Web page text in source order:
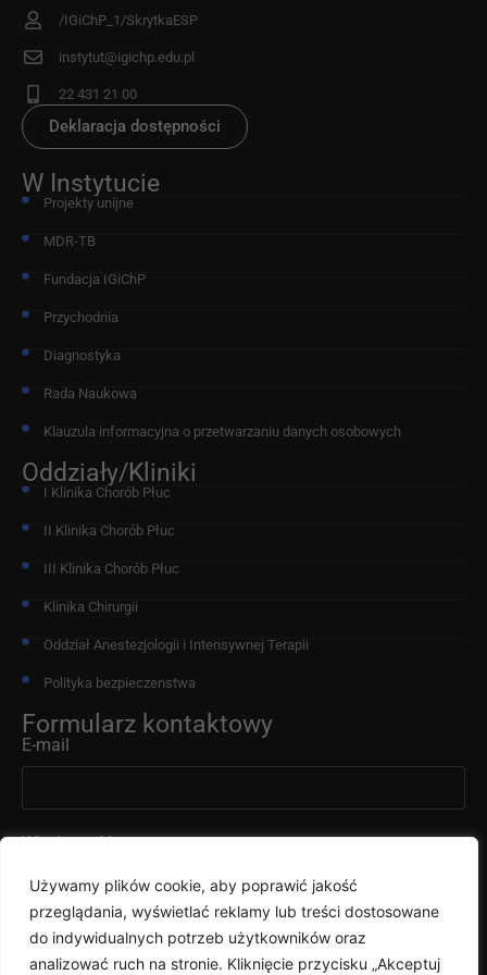
Używamy plików cookie, aby poprawić jakość
przeglądania, wyświetlać reklamy lub treści dostosowane
do indywidualnych potrzeb użytkowników oraz
analizować ruch na stronie. Kliknięcie przycisku „Akceptuj
/IGiChP_1/SkrytkaESP
instytut@igichp.edu.pl
22 431 21 00
Deklaracja dostępności
W Instytucie
Projekty unijne
MDR-TB
Fundacja IGiChP
Przychodnia
Diagnostyka
Rada Naukowa
Klauzula informacyjna o przetwarzaniu danych osobowych
Oddziały/Kliniki
I Klinika Chorób Płuc
II Klinika Chorób Płuc
III Klinika Chorób Płuc
Klinika Chirurgii
Oddział Anestezjologii i Intensywnej Terapii
Polityka bezpieczenstwa
Formularz kontaktowy
E-mail
Wiadomość